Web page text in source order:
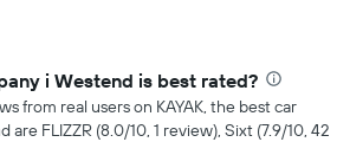
i Westend is best rated?
from real users on KAYAK, the best car
FLIZZR (8.0/10, 1 review), Sixt (7.9/10, 42